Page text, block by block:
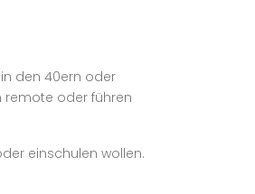
den 40ern oder
remote oder führen
einschulen wollen.